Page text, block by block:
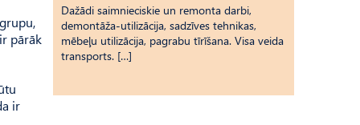
pārāk
ir
Dažādi saimnieciskie un remonta darbi,
demontāža-utilizācija, sadzīves tehnikas,
mēbeļu utilizācija, pagrabu tīrīšana. Visa veida
transports. […]